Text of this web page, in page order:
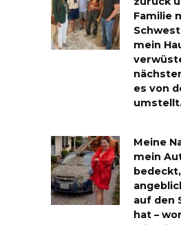
Familie
mein
es von
Meine
mein
auf den
hat –